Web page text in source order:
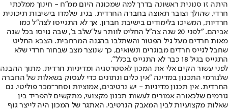
היתה זו סנונית ראשונה בדרך למה שמכונה היום ממ"ח - חינוך ממלכתי
חרדי, שהולך וצובר תאוצה בחברה החרדית. בניו, שלמדו בישיבות תיכונית
חרדיות, המשיכו בלימודים בישיבת חברון, אך לא התגייסו לצה"ל כמו
אביהם. "לפני 20 שנה צה"ל החליט לוותר על 'שלב ב', שבה גויסו בכל שנה
מאות חרדים מעל גיל הפטור והשתלבו בהגנה המרחבית. הצבא החליט
שחבל לגייס חרדים מבוגרים ונשואים, כך שנוצר מצב שבחור חרדי שלא
התגייס בגיל 18 כבר לא התגייס בכלל".
לפני עשור הקים אלי את המכון לאסטרטגיה ומדיניות חרדית, מתוך ההבנה
שלגורמי התכנון במדינה "אין כלים ונתונים כדי לעסוק בשאלות של החברה
החרדית. אין תכנון מדיניות - יש נרטיבים, אמוציות וסחר־מכר פוליטי. גם
גורמים שלכאורה אמורים לעשות תכנון מקצועי, מתקשים להפריד בין
שאלות מקצועיות לבין המאבק הנרטיבי. האתגר של המכון היה לייצר גוף